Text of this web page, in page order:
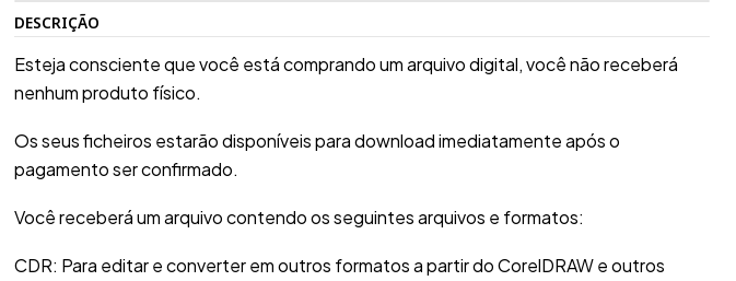
DESCRIÇÃO
Esteja consciente que você está comprando um arquivo digital, você não receberá
nenhum produto físico.
Os seus ficheiros estarão disponíveis para download imediatamente após o
pagamento ser confirmado.
Você receberá um arquivo contendo os seguintes arquivos e formatos:
CDR: Para editar e converter em outros formatos a partir do CorelDRAW e outros